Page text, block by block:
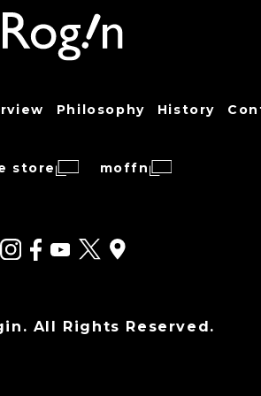
Philosophy History
store moffn
All Rights Reserved.